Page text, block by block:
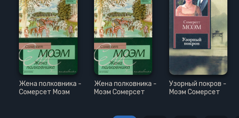
Жена полковника -
Сомерсет Моэм
Жена полковника -
Моэм Сомерсет
Узорный покров -
Моэм Сомерсет